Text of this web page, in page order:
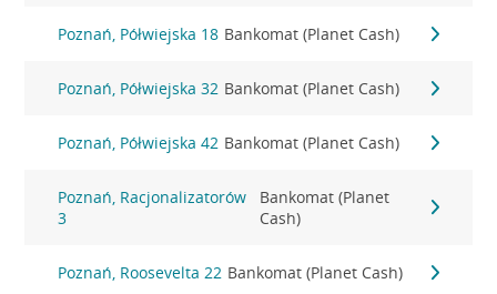
Poznań, Półwiejska 18 Bankomat (Planet Cash)
Poznań, Półwiejska 32 Bankomat (Planet Cash)
Poznań, Półwiejska 42 Bankomat (Planet Cash)
Poznań, Racjonalizatorów
3
Bankomat (Planet
Cash)
Poznań, Roosevelta 22 Bankomat (Planet Cash)